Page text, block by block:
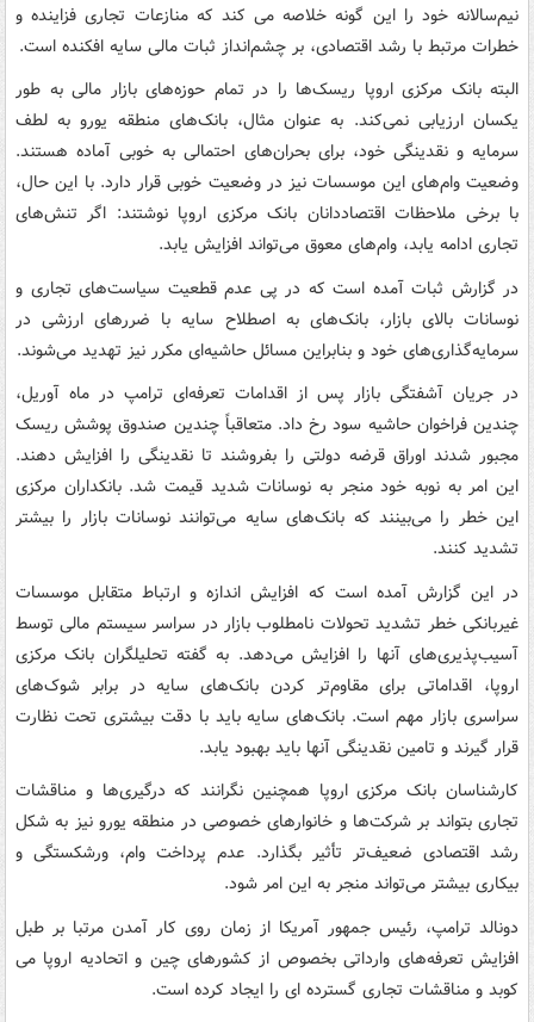
نیم‌سالانه خود را این گونه خلاصه می کند که منازعات تجاری فزاینده و
خطرات مرتبط با رشد اقتصادی، بر چشم‌انداز ثبات مالی سایه افکنده است.
البته بانک مرکزی اروپا ریسک‌ها را در تمام حوزه‌های بازار مالی به طور
یکسان ارزیابی نمی‌کند. به عنوان مثال، بانک‌های منطقه یورو به لطف
سرمایه و نقدینگی خود، برای بحران‌های احتمالی به خوبی آماده هستند.
وضعیت وام‌های این موسسات نیز در وضعیت خوبی قرار دارد. با این حال،
با برخی ملاحظات اقتصاددانان بانک مرکزی اروپا نوشتند: اگر تنش‌های
تجاری ادامه یابد، وام‌های معوق می‌تواند افزایش یابد.
در گزارش ثبات آمده است که در پی عدم قطعیت سیاست‌های تجاری و
نوسانات بالای بازار، بانک‌های به اصطلاح سایه با ضررهای ارزشی در
سرمایه‌گذاری‌های خود و بنابراین مسائل حاشیه‌ای مکرر نیز تهدید می‌شوند.
در جریان آشفتگی بازار پس از اقدامات تعرفه‌ای ترامپ در ماه آوریل،
چندین فراخوان حاشیه سود رخ داد. متعاقباً چندین صندوق پوشش ریسک
مجبور شدند اوراق قرضه دولتی را بفروشند تا نقدینگی را افزایش دهند.
این امر به نوبه خود منجر به نوسانات شدید قیمت شد. بانکداران مرکزی
این خطر را می‌بینند که بانک‌های سایه می‌توانند نوسانات بازار را بیشتر
تشدید کنند.
در این گزارش آمده است که افزایش اندازه و ارتباط متقابل موسسات
غیربانکی خطر تشدید تحولات نامطلوب بازار در سراسر سیستم مالی توسط
آسیب‌پذیری‌های آنها را افزایش می‌دهد. به گفته تحلیلگران بانک مرکزی
اروپا، اقداماتی برای مقاوم‌تر کردن بانک‌های سایه در برابر شوک‌های
سراسری بازار مهم است. بانک‌های سایه باید با دقت بیشتری تحت نظارت
قرار گیرند و تامین نقدینگی آنها باید بهبود یابد.
کارشناسان بانک مرکزی اروپا همچنین نگرانند که درگیری‌ها و مناقشات
تجاری بتواند بر شرکت‌ها و خانوارهای خصوصی در منطقه یورو نیز به شکل
رشد اقتصادی ضعیف‌تر تأثیر بگذارد. عدم پرداخت وام، ورشکستگی و
بیکاری بیشتر می‌تواند منجر به این امر شود.
دونالد ترامپ، رئیس جمهور آمریکا از زمان روی کار آمدن مرتبا بر طبل
افزایش تعرفه‌های وارداتی بخصوص از کشورهای چین و اتحادیه اروپا می
کوبد و مناقشات تجاری گسترده ای را ایجاد کرده است.